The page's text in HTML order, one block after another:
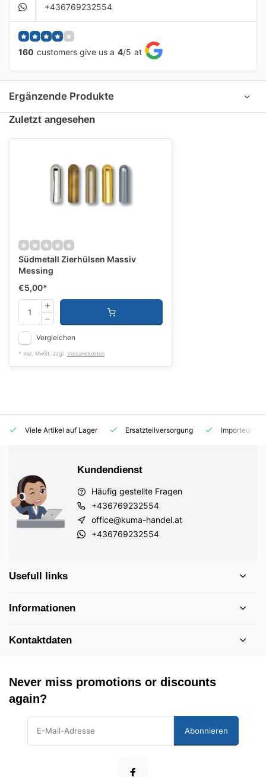
+436769232554
160 customers give us a 4/5 at
Ergänzende Produkte
Zuletzt angesehen
Südmetall Zierhülsen Massiv
Messing
€5,00*
Vergleichen
* Inkl. MwSt. zzgl. Versandkosten
Viele Artikel auf Lager Ersatzteilversorgung Importeur für
Kundendienst
Häufig gestellte Fragen
+436769232554
office@kuma-handel.at
+436769232554
Usefull links
Informationen
Kontaktdaten
Never miss promotions or discounts
again?
Abonnieren